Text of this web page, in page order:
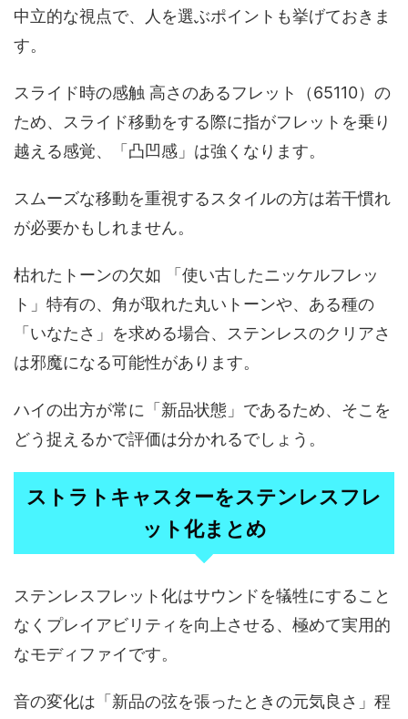
中立的な視点で、人を選ぶポイントも挙げておきま
す。
スライド時の感触 高さのあるフレット（65110）の
ため、スライド移動をする際に指がフレットを乗り
越える感覚、「凸凹感」は強くなります。
スムーズな移動を重視するスタイルの方は若干慣れ
が必要かもしれません。
枯れたトーンの欠如 「使い古したニッケルフレッ
ト」特有の、角が取れた丸いトーンや、ある種の
「いなたさ」を求める場合、ステンレスのクリアさ
は邪魔になる可能性があります。
ハイの出方が常に「新品状態」であるため、そこを
どう捉えるかで評価は分かれるでしょう。
ストラトキャスターをステンレスフレ
ット化まとめ
ステンレスフレット化はサウンドを犠牲にすること
なくプレイアビリティを向上させる、極めて実用的
なモディファイです。
音の変化は「新品の弦を張ったときの元気良さ」程